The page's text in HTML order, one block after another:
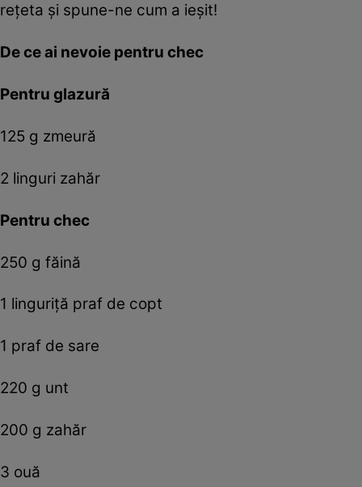
reţeta şi spune-ne cum a ieşit!
De ce ai nevoie pentru chec
Pentru glazură
125 g zmeură
2 linguri zahăr
Pentru chec
250 g făină
1 linguriţă praf de copt
1 praf de sare
220 g unt
200 g zahăr
3 ouă